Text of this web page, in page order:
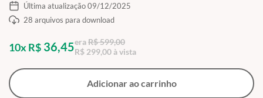
Última atualização 09/12/2025
28 arquivos para download
10x R$ 36,45eraR$ 599,00
R$ 299,00 à vista
Adicionar ao carrinho